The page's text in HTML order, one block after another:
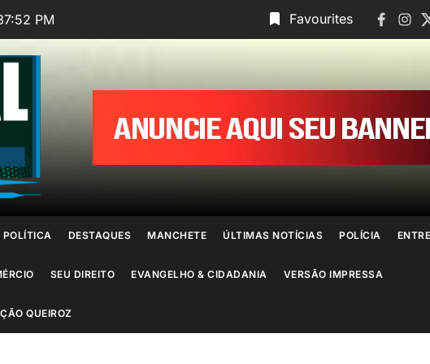
PM Favourites
Jornal
do
Rio
de
Janeiro
POLÍTICA DESTAQUES MANCHETE ÚLTIMAS NOTÍCIAS POLÍCIA
SEU DIREITO EVANGELHO & CIDADANIA VERSÃO IMPRESSA
QUEIROZ